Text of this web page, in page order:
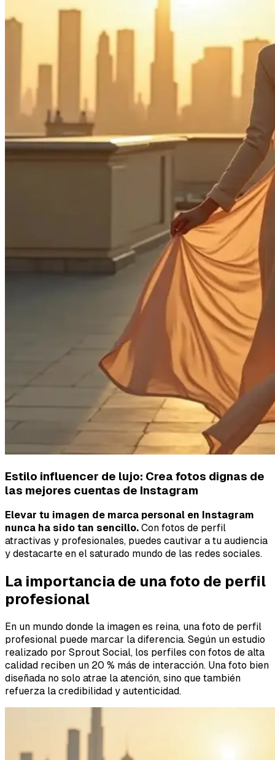
Estilo influencer de lujo: Crea fotos dignas de
las mejores cuentas de Instagram
Elevar tu imagen de marca personal en Instagram
nunca ha sido tan sencillo. Con fotos de perfil
atractivas y profesionales, puedes cautivar a tu audiencia
y destacarte en el saturado mundo de las redes sociales.
La importancia de una foto de perfil
profesional
En un mundo donde la imagen es reina, una foto de perfil
profesional puede marcar la diferencia. Según un estudio
realizado por Sprout Social, los perfiles con fotos de alta
calidad reciben un 20 % más de interacción. Una foto bien
diseñada no solo atrae la atención, sino que también
refuerza la credibilidad y autenticidad.